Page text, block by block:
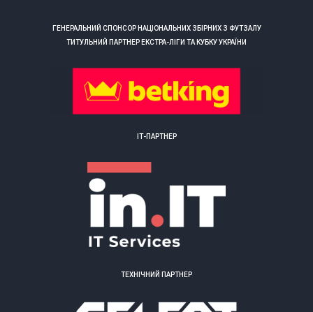
ГЕНЕРАЛЬНИЙ СПОНСОР НАЦІОНАЛЬНИХ ЗБІРНИХ З ФУТЗАЛУ
ТИТУЛЬНИЙ ПАРТНЕР ЕКСТРА-ЛІГИ ТА КУБКУ УКРАЇНИ
ІТ-ПАРТНЕР
ТЕХНІЧНИЙ ПАРТНЕР